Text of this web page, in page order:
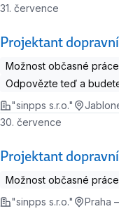
Projektant
31. července
Možnost občasné
Odpovězte teď a
"sinpps s.r.o."
Projektant
30. července
Možnost občasné
"sinpps s.r.o."
Praha